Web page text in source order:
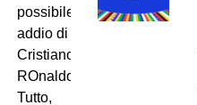
possibile
addio di
Cristiano
ROnaldo.
Tutto,